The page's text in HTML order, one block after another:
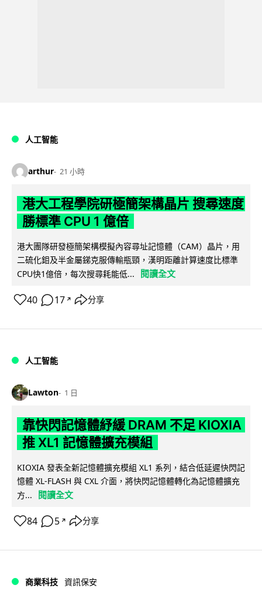
人工智能
arthur 21 小時
港大工程學院研極簡架構晶片 搜尋速度
勝標準 CPU 1 億倍
港大團隊研發極簡架構模擬內容尋址記憶體（CAM）晶片，用
二硫化鉬及半金屬銻克服傳輸瓶頸，漢明距離計算速度比標準
CPU快1億倍，每次搜尋耗能低...
閱讀全文
40 17 ↗ 分享
人工智能
Lawton 1 日
靠快閃記憶體紓緩 DRAM 不足 KIOXIA
推 XL1 記憶體擴充模組
KIOXIA 發表全新記憶體擴充模組 XL1 系列，結合低延遲快閃記
憶體 XL-FLASH 與 CXL 介面，將快閃記憶體轉化為記憶體擴充
方...
閱讀全文
84 5 ↗ 分享
商業科技 資訊保安